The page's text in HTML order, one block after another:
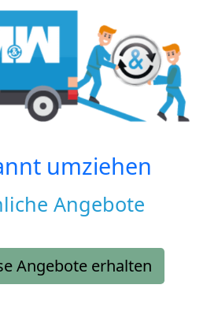
umziehen
Angebote
Angebote erhalten